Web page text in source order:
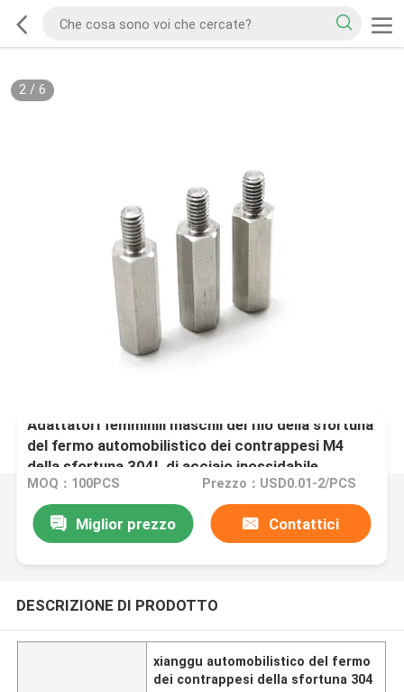
2/ 6
Adattatori femminili maschii del filo della sfortuna
del fermo automobilistico dei contrappesi M4
della sfortuna 304L di acciaio inossidabile
MOQ：100PCS Prezzo：USD0.01-2/PCS
Miglior prezzo Contattici
DESCRIZIONE DI PRODOTTO
xianggu automobilistico del fermo
dei contrappesi della sfortuna 304